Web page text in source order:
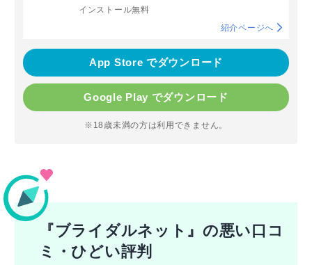
インストール無料
紹介ページへ
App Store でダウンロード
Google Play でダウンロード
※18歳未満の方は利用できません。
『ブライダルネット』の悪い口コ
ミ・ひどい評判